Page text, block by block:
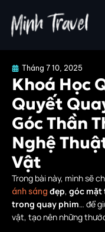
nội
Tháng 7 10, 2025
Khoá Học
Quyết
Góc Thần
Nghệ
Vật
Trong bài này, mình sẽ
ánh sáng đẹp, góc mặt
trong quay phim… để
vật, tạo nên những